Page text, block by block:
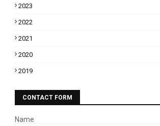
2023
2022
2021
2020
2019
CONTACT FORM
Name